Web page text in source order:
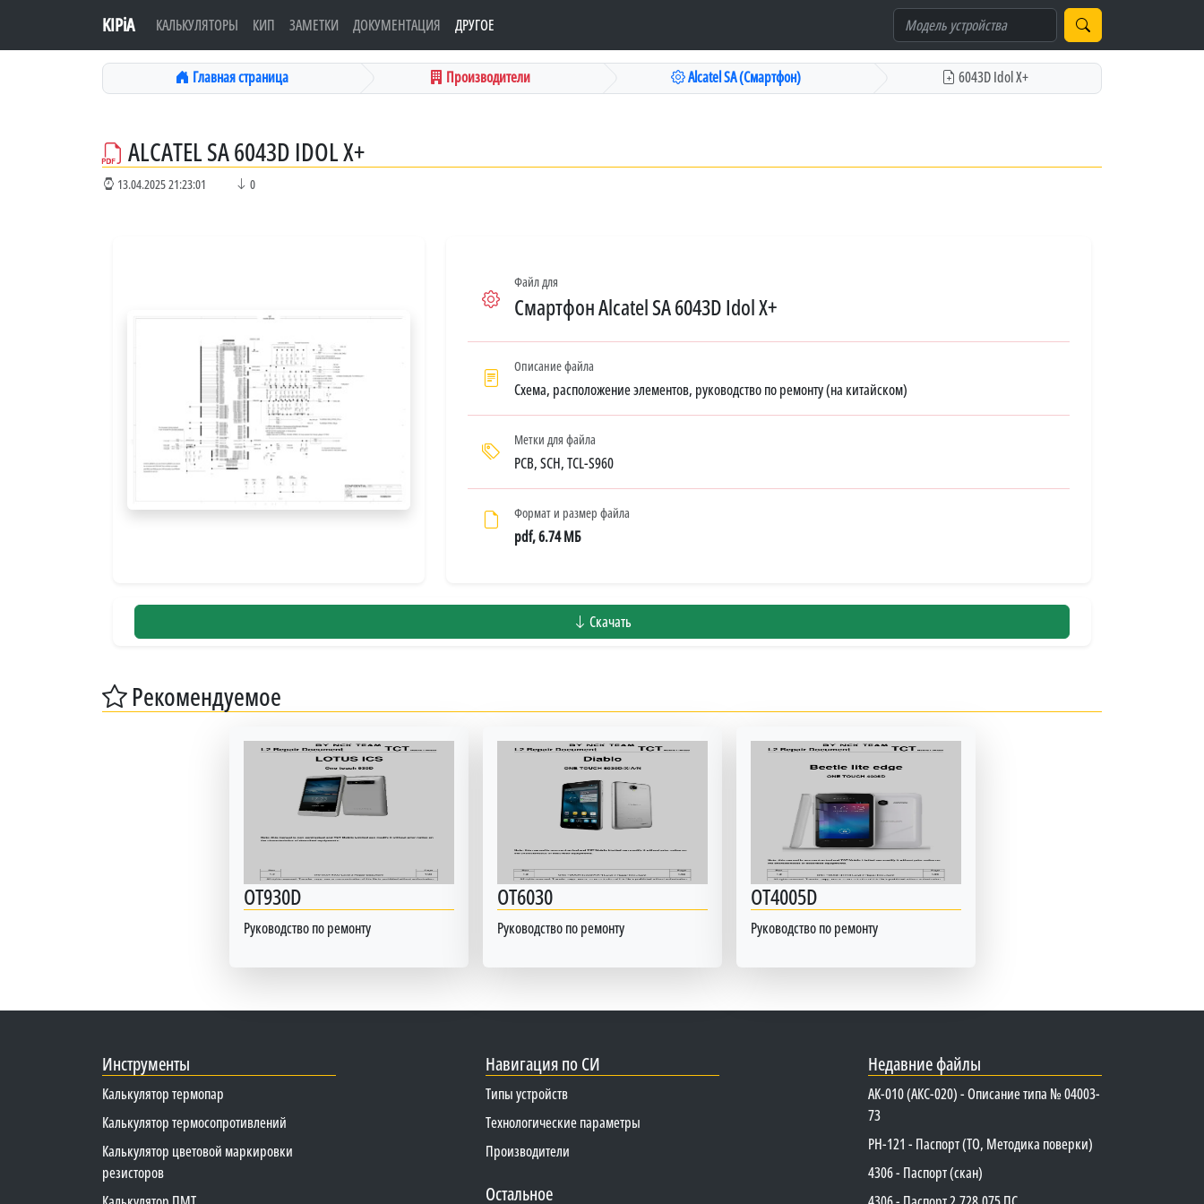
KIPiA КАЛЬКУЛЯТОРЫ КИП ЗАМЕТКИ ДОКУМЕНТАЦИЯ ДРУГОЕ
Главная страница Производители Alcatel SA (Смартфон) 6043D Idol X+
ALCATEL SA 6043D IDOL X+
13.04.2025 21:23:01 0
Файл для
Смартфон Alcatel SA 6043D Idol X+
Описание файла
Схема, расположение элементов, руководство по ремонту (на китайском)
Метки для файла
PCB, SCH, TCL-S960
Формат и размер файла
pdf, 6.74 МБ
Скачать
Рекомендуемое
OT930D
Руководство по ремонту
OT6030
Руководство по ремонту
OT4005D
Руководство по ремонту
Инструменты
Калькулятор термопар
Калькулятор термосопротивлений
Калькулятор цветовой маркировки
резисторов
Навигация по СИ
Типы устройств
Технологические параметры
Производители
Остальное
Недавние файлы
АК-010 (АКС-020) - Описание типа № 04003-
73
PH-121 - Паспорт (ТО, Методика поверки)
4306 - Паспорт (скан)